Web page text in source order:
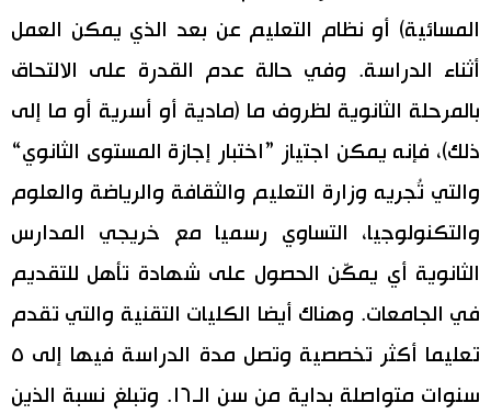
المسائية) أو نظام التعليم عن بعد الذي يمكن العمل
أثناء الدراسة. وفي حالة عدم القدرة على الالتحاق
بالمرحلة الثانوية لظروف ما (مادية أو أسرية أو ما إلى
ذلك)، فإنه يمكن اجتياز ”اختبار إجازة المستوى الثانوي“
والتي تُجريه وزارة التعليم والثقافة والرياضة والعلوم
والتكنولوجيا، التساوي رسميا مع خريجي المدارس
الثانوية أي يمكّن الحصول على شهادة تأهل للتقديم
في الجامعات. وهناك أيضا الكليات التقنية والتي تقدم
تعليما أكثر تخصصية وتصل مدة الدراسة فيها إلى ٥
سنوات متواصلة بداية من سن الـ١٦. وتبلغ نسبة الذين